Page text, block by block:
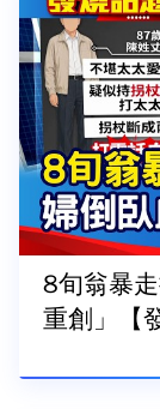
8旬翁暴
重創」【